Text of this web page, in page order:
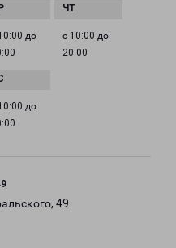
до
с 10:00 до
20:00
до
49